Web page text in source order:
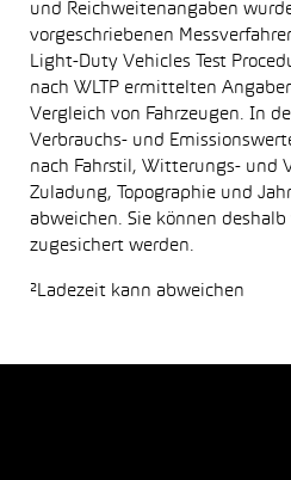
und Reichweitenangaben
vorgeschriebenen
Light-Duty Vehicles Test
nach WLTP ermittelten
Vergleich von Fahrzeugen. In
Verbrauchs- und
nach Fahrstil, Witterungs- und
Zuladung, Topographie und
abweichen. Sie können
zugesichert werden.
²Ladezeit kann abweichen